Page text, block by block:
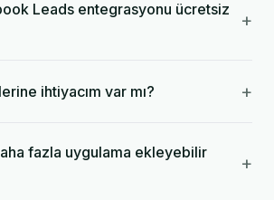
Leads entegrasyonu ücretsiz
+
ihtiyacım var mı? +
fazla uygulama ekleyebilir
+